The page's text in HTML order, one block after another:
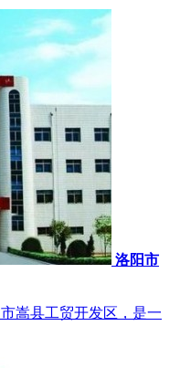
洛阳市
嵩县工贸开发区，是一